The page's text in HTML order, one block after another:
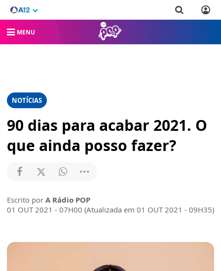
MENU
NOTÍCIAS
90 dias para acabar 2021. O
que ainda posso fazer?
Escrito por A Rádio POP
01 OUT 2021 - 07H00 (Atualizada em 01 OUT 2021 - 09H35)